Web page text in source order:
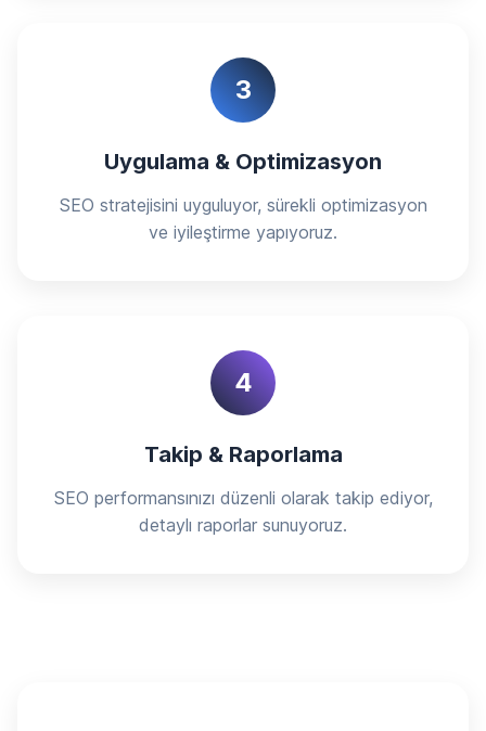
3
Uygulama & Optimizasyon
SEO stratejisini uyguluyor, sürekli optimizasyon
ve iyileştirme yapıyoruz.
4
Takip & Raporlama
SEO performansınızı düzenli olarak takip ediyor,
detaylı raporlar sunuyoruz.